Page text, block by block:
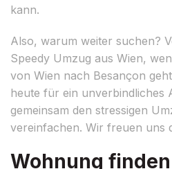
kann.
Also, warum weiter suchen?
Speedy Umzug aus Wien,
von Wien nach Besançon
heute für ein unverbindliches
gemeinsam den stressigen
vereinfachen. Wir freuen uns
Wohnung